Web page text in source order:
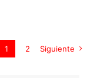
1 2 Siguiente